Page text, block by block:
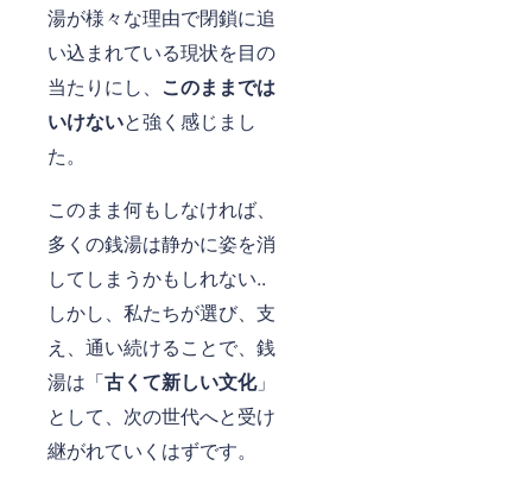
湯が様々な理由で閉鎖に追
い込まれている現状を目の
当たりにし、 このままでは
いけないと強く感じまし
た。
このまま何もしなければ、
多くの銭湯は静かに姿を消
してしまうかもしれない..
しかし、私たちが選び、支
え、通い続けることで、銭
湯は「古くて新しい文化」
として、次の世代へと受け
継がれていくはずです。